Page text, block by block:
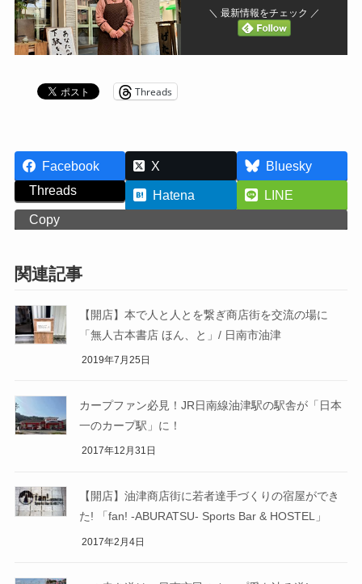
＼ 最新情報をチェック ／
Threads
Facebook X
Bluesky
Threads
Hatena
LINE
Copy
関連記事
【開店】本で人と人とを繋ぎ商店街を交流の場に
「無人古本書店 ほん、と」/ 日南市油津
2019年7月25日
カープファン必見！JR日南線油津駅の駅舎が「日本
一のカープ駅」に！
2017年12月31日
【開店】油津商店街に若者達手づくりの宿屋ができ
た! 「fan! -ABURATSU- Sports Bar & HOSTEL」
2017年2月4日